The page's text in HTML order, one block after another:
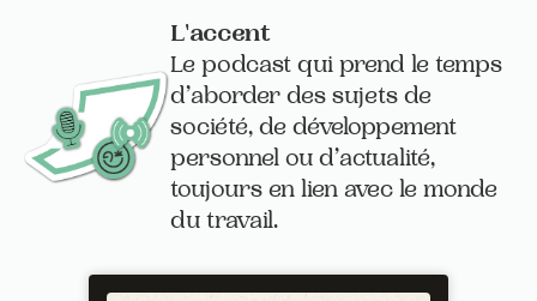
L'accent
Le podcast qui prend le temps
d’aborder des sujets de
société, de développement
personnel ou d’actualité,
toujours en lien avec le monde
du travail.